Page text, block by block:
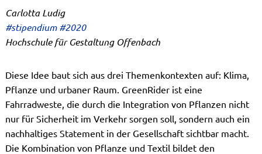
Carlotta Ludig
#stipendium #2020
Hochschule für Gestaltung Offenbach
Diese Idee baut sich aus drei Themenkontexten auf: Klima,
Pflanze und urbaner Raum. GreenRider ist eine
Fahrradweste, die durch die Integration von Pflanzen nicht
nur für Sicherheit im Verkehr sorgen soll, sondern auch ein
nachhaltiges Statement in der Gesellschaft sichtbar macht.
Die Kombination von Pflanze und Textil bildet den